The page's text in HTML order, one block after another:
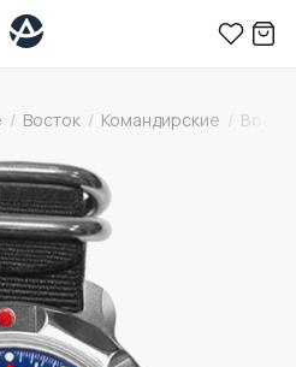
/ Восток / Командирские /